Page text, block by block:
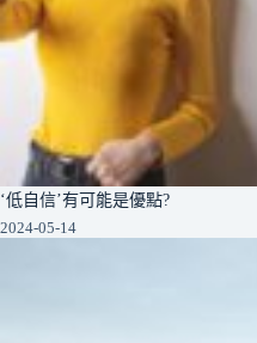
‘低自信’有可能是優點?
2024-05-14